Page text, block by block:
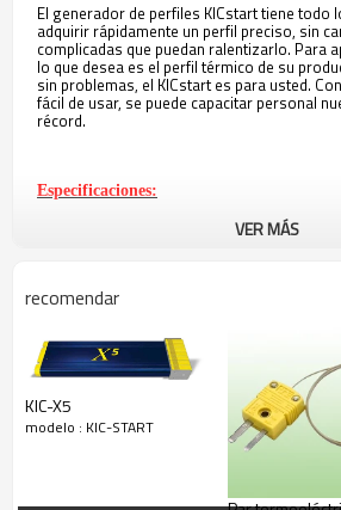
El generador de perfiles KICstart tiene todo
adquirir rápidamente un perfil preciso, sin
complicadas que puedan ralentizarlo. Para
lo que desea es el perfil térmico de su
sin problemas, el KICstart es para usted.
fácil de usar, se puede capacitar personal
récord.
Especificaciones:
Temperatura interna de funcionamiento
Compatibilidad de termopar
Capacidad de la computadora
requerimientos de energía
Dimensiones
VER MÁS
recomendar
KIC-X5
modelo : KIC-START